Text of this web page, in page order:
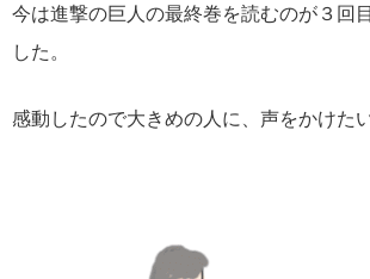
今は進撃の巨人の最終巻を読むのが３回
した。
感動したので大きめの人に、声をかけた